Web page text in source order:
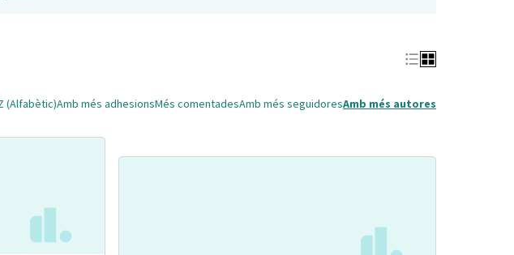
(Alfabètic)Amb més adhesionsMés comentadesAmb més seguidoresAmb més autores